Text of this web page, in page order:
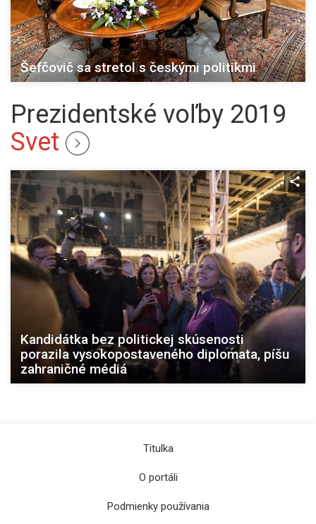
Šefčovič sa stretol s českými politikmi
Prezidentské voľby 2019
Svet
Kandidátka bez politickej skúsenosti
porazila vysokopostaveného diplomata, píšu
zahraničné médiá
Titulka
O portáli
Podmienky používania